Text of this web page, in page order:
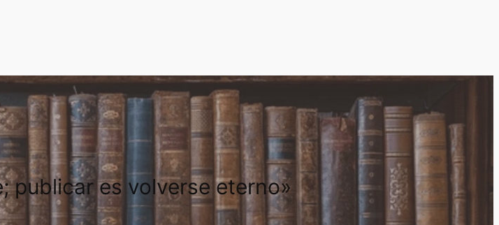
publicar es volverse eterno»